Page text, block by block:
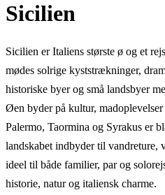
Sicilien
Sicilien er Italiens største ø og et
mødes solrige kyststrækninger,
historiske byer og små landsbyer
Øen byder på kultur,
Palermo, Taormina og Syrakus er
landskabet indbyder til vandreture,
ideel til både familier, par og
historie, natur og italiensk charme.